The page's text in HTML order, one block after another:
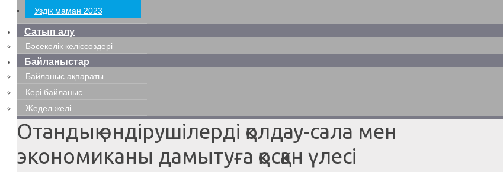
Уздік маман 2023
Сатып алу
Бәсекелік келіссөздері
Байланыстар
Байланыс ақпараты
Кері байланыс
Жедел желі
Отандық өндірушілерді қолдау-сала мен
экономиканы дамытуға қосқан үлесі